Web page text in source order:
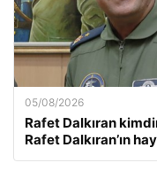
05/08/2026
Rafet Dalkıran
Rafet Dalkıran’ın